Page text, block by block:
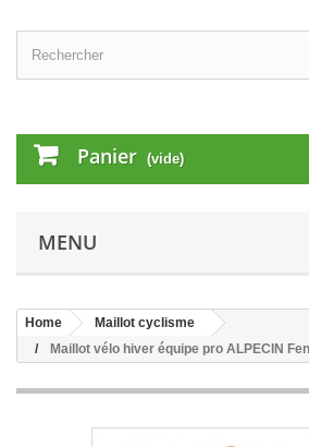
Panier (vide)
MENU
Home
Maillot cyclisme
Maillot vélo hiver équipe pro ALPECIN